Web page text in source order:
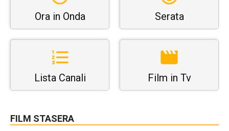
Ora in Onda Serata
Lista Canali Film in Tv
FILM STASERA